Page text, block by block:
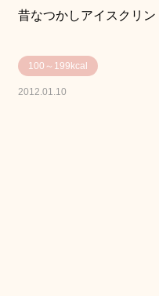
昔なつかしアイスクリン
100～199kcal
2012.01.10